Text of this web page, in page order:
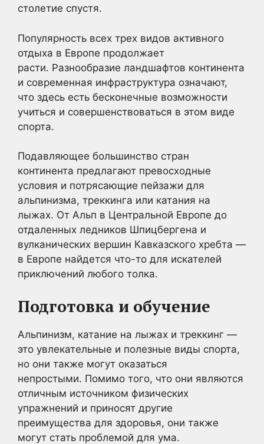
столетие спустя.
Популярность всех трех видов активного
отдыха в Европе продолжает
расти. Разнообразие ландшафтов континента
и современная инфраструктура означают,
что здесь есть бесконечные возможности
учиться и совершенствоваться в этом виде
спорта.
Подавляющее большинство стран
континента предлагают превосходные
условия и потрясающие пейзажи для
альпинизма, треккинга или катания на
лыжах. От Альп в Центральной Европе до
отдаленных ледников Шпицбергена и
вулканических вершин Кавказского хребта —
в Европе найдется что-то для искателей
приключений любого толка.
Подготовка и обучение
Альпинизм, катание на лыжах и треккинг —
это увлекательные и полезные виды спорта,
но они также могут оказаться
непростыми. Помимо того, что они являются
отличным источником физических
упражнений и приносят другие
преимущества для здоровья, они также
могут стать проблемой для ума.